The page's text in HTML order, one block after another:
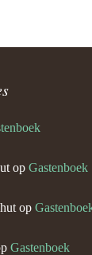
op Gastenboek
op
Gastenboek